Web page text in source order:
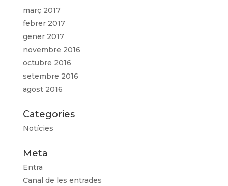
març 2017
febrer 2017
gener 2017
novembre 2016
octubre 2016
setembre 2016
agost 2016
Categories
Notícies
Meta
Entra
Canal de les entrades